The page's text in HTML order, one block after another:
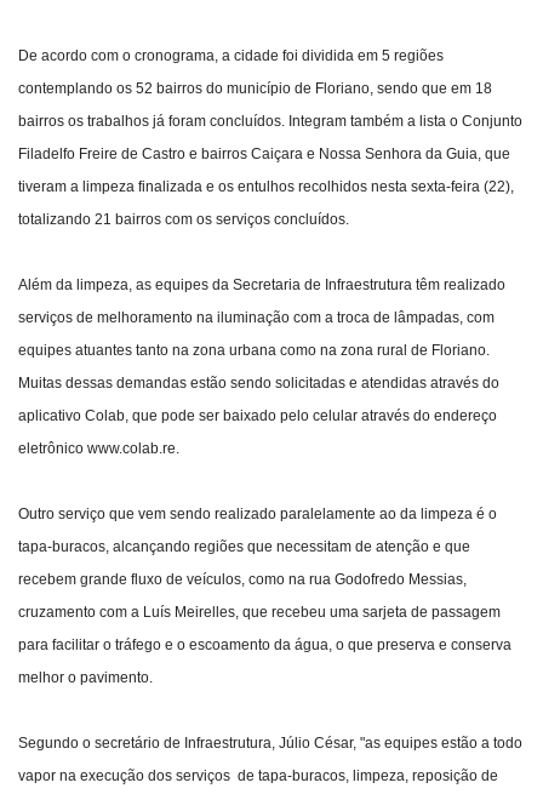
Contato
De acordo com o cronograma, a cidade foi dividida em 5 regiões
contemplando os 52 bairros do município de Floriano, sendo que em 18
bairros os trabalhos já foram concluídos. Integram também a lista o Conjunto
Filadelfo Freire de Castro e bairros Caiçara e Nossa Senhora da Guia, que
tiveram a limpeza finalizada e os entulhos recolhidos nesta sexta-feira (22),
totalizando 21 bairros com os serviços concluídos.
Além da limpeza, as equipes da Secretaria de Infraestrutura têm realizado
serviços de melhoramento na iluminação com a troca de lâmpadas, com
equipes atuantes tanto na zona urbana como na zona rural de Floriano.
Muitas dessas demandas estão sendo solicitadas e atendidas através do
aplicativo Colab, que pode ser baixado pelo celular através do endereço
eletrônico www.colab.re.
Outro serviço que vem sendo realizado paralelamente ao da limpeza é o
tapa-buracos, alcançando regiões que necessitam de atenção e que
recebem grande fluxo de veículos, como na rua Godofredo Messias,
cruzamento com a Luís Meirelles, que recebeu uma sarjeta de passagem
para facilitar o tráfego e o escoamento da água, o que preserva e conserva
melhor o pavimento.
Segundo o secretário de Infraestrutura, Júlio César, "as equipes estão a todo
vapor na execução dos serviços de tapa-buracos, limpeza, reposição de